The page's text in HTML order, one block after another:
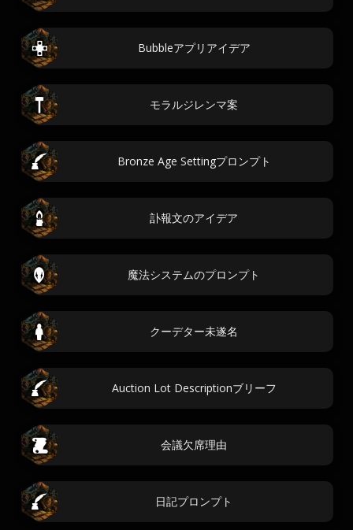
Bubbleアプリアイデア
モラルジレンマ案
Bronze Age Settingプロンプト
訃報文のアイデア
魔法システムのプロンプト
クーデター未遂名
Auction Lot Descriptionブリーフ
会議欠席理由
日記プロンプト